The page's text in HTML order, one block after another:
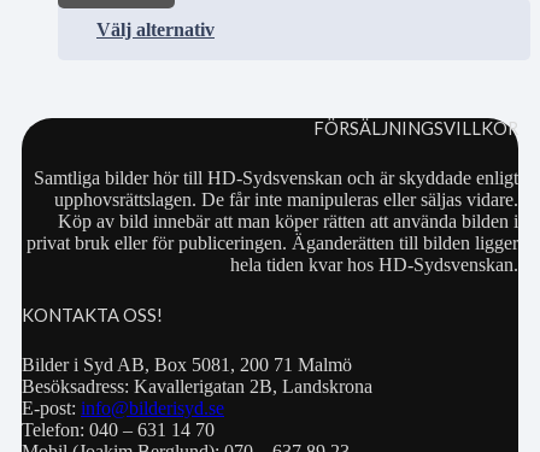
Välj alternativ
FÖRSÄLJNINGSVILLKOR
Samtliga bilder hör till HD-Sydsvenskan och är skyddade enligt
upphovsrättslagen. De får inte manipuleras eller säljas vidare.
Köp av bild innebär att man köper rätten att använda bilden i
privat bruk eller för publiceringen. Äganderätten till bilden ligger
hela tiden kvar hos HD-Sydsvenskan.
KONTAKTA OSS!
Bilder i Syd AB, Box 5081, 200 71 Malmö
Besöksadress: Kavallerigatan 2B, Landskrona
E-post: info@bilderisyd.se
Telefon: 040 – 631 14 70